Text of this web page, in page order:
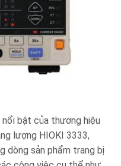
bật của thương hiệu
lượng HIOKI 3333,
dòng sản phẩm trang bị